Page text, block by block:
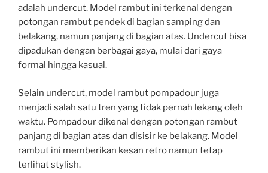
adalah undercut. Model rambut ini terkenal dengan
potongan rambut pendek di bagian samping dan
belakang, namun panjang di bagian atas. Undercut bisa
dipadukan dengan berbagai gaya, mulai dari gaya
formal hingga kasual.
Selain undercut, model rambut pompadour juga
menjadi salah satu tren yang tidak pernah lekang oleh
waktu. Pompadour dikenal dengan potongan rambut
panjang di bagian atas dan disisir ke belakang. Model
rambut ini memberikan kesan retro namun tetap
terlihat stylish.